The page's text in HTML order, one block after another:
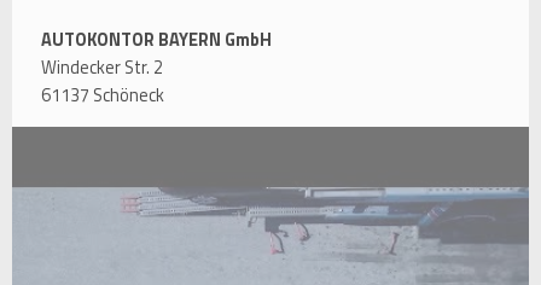
AUTOKONTOR BAYERN GmbH
Windecker Str. 2
61137 Schöneck